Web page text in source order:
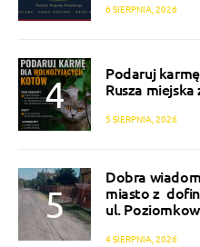
6 SIERPNIA, 2026
Podaruj
Rusza
5 SIERPNIA, 2026
Dobra
miasto z
ul.
4 SIERPNIA, 2026